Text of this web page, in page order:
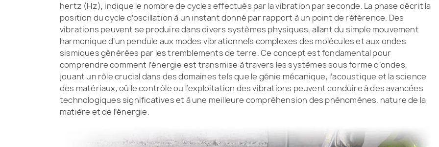
hertz (Hz), indique le nombre de cycles effectués par la vibration par seconde. La phase décrit la
position du cycle d’oscillation à un instant donné par rapport à un point de référence. Des
vibrations peuvent se produire dans divers systèmes physiques, allant du simple mouvement
harmonique d’un pendule aux modes vibrationnels complexes des molécules et aux ondes
sismiques générées par les tremblements de terre. Ce concept est fondamental pour
comprendre comment l’énergie est transmise à travers les systèmes sous forme d’ondes,
jouant un rôle crucial dans des domaines tels que le génie mécanique, l’acoustique et la science
des matériaux, où le contrôle ou l’exploitation des vibrations peuvent conduire à des avancées
technologiques significatives et à une meilleure compréhension des phénomènes. nature de la
matière et de l’énergie.